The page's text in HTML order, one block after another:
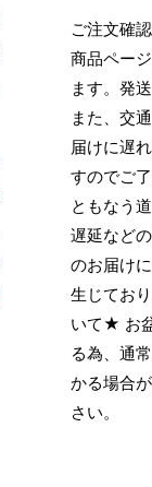
ご注文確
商品ペー
ます。発
また、交
届けに遅
すのでご
ともなう
遅延など
のお届け
生じてお
いて★ お
る為、通
かる場合
さい。